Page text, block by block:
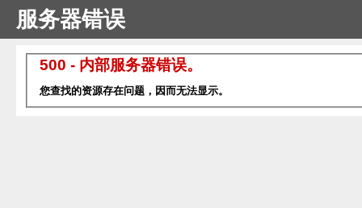
服务器错误
500 - 内部服务器错误。
您查找的资源存在问题，因而无法显示。